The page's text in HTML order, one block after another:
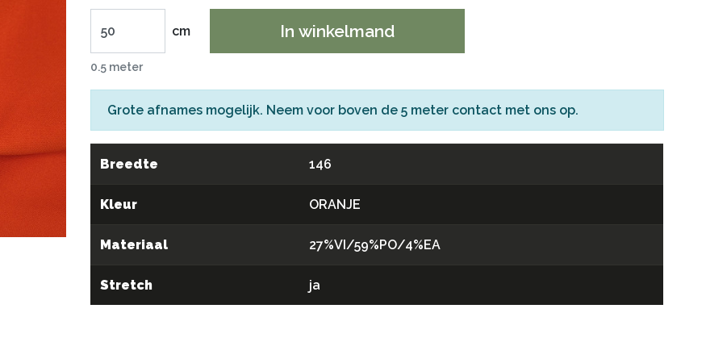
cm In winkelmand
0.5 meter
Grote afnames mogelijk. Neem voor boven de 5 meter contact met ons op.
Breedte 146
Kleur ORANJE
Materiaal 27%VI/59%PO/4%EA
Stretch ja